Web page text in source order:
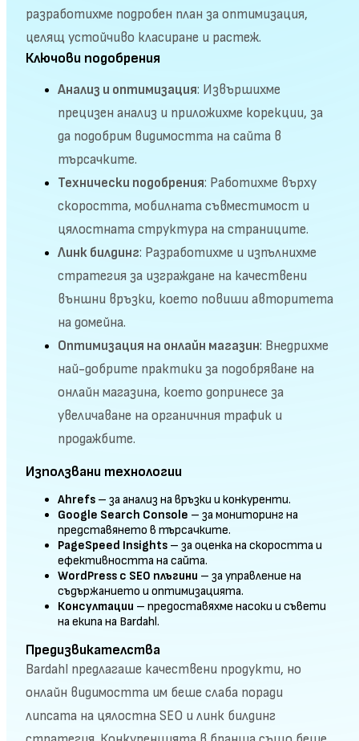
разработихме подробен план за оптимизация,
целящ устойчиво класиране и растеж.
Ключови подобрения
Анализ и оптимизация: Извършихме
прецизен анализ и приложихме корекции, за
да подобрим видимостта на сайта в
търсачките.
Технически подобрения: Работихме върху
скоростта, мобилната съвместимост и
цялостната структура на страниците.
Линк билдинг: Разработихме и изпълнихме
стратегия за изграждане на качествени
външни връзки, което повиши авторитета
на домейна.
Оптимизация на онлайн магазин: Внедрихме
най-добрите практики за подобряване на
онлайн магазина, което допринесе за
увеличаване на органичния трафик и
продажбите.
Използвани технологии
Ahrefs – за анализ на връзки и конкуренти.
Google Search Console – за мониторинг на
представянето в търсачките.
PageSpeed Insights – за оценка на скоростта и
ефективността на сайта.
WordPress с SEO плъгини – за управление на
съдържанието и оптимизацията.
Консултации – предоставяхме насоки и съвети
на екипа на Bardahl.
Предизвикателства
Bardahl предлагаше качествени продукти, но
онлайн видимостта им беше слаба поради
липсата на цялостна SEO и линк билдинг